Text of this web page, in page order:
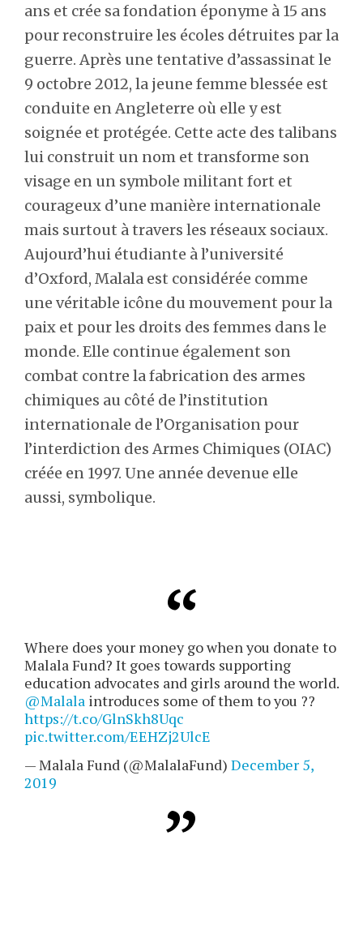
ans et crée sa fondation éponyme à 15 ans
pour reconstruire les écoles détruites par la
guerre. Après une tentative d’assassinat le
9 octobre 2012, la jeune femme blessée est
conduite en Angleterre où elle y est
soignée et protégée. Cette acte des talibans
lui construit un nom et transforme son
visage en un symbole militant fort et
courageux d’une manière internationale
mais surtout à travers les réseaux sociaux.
Aujourd’hui étudiante à l’université
d’Oxford, Malala est considérée comme
une véritable icône du mouvement pour la
paix et pour les droits des femmes dans le
monde. Elle continue également son
combat contre la fabrication des armes
chimiques au côté de l’institution
internationale de l’Organisation pour
l’interdiction des Armes Chimiques (OIAC)
créée en 1997. Une année devenue elle
aussi, symbolique.
Where does your money go when you donate to
Malala Fund? It goes towards supporting
education advocates and girls around the world.
@Malala introduces some of them to you ??
https://t.co/GlnSkh8Uqc
pic.twitter.com/EEHZj2UlcE
— Malala Fund (@MalalaFund) December 5,
2019